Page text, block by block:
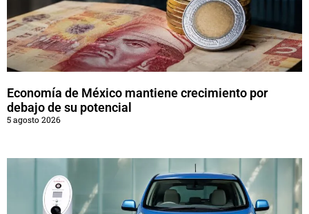
Economía de México mantiene crecimiento por
debajo de su potencial
5 agosto 2026